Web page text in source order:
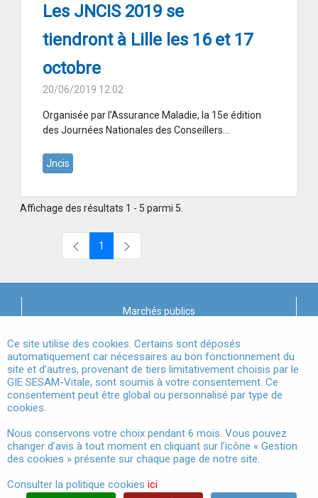
Les JNCIS 2019 se
tiendront à Lille les 16 et 17
octobre
20/06/2019 12:02
Organisée par l’Assurance Maladie, la 15e édition
des Journées Nationales des Conseillers...
Jncis
Affichage des résultats 1 - 5 parmi 5.
Page
1
Marchés publics
Mentions légales
Conditions Générales d'Utilisation
Données à Caractère Personnel
Accessibilité
Gestion des cookies
Ce site utilise des cookies. Certains sont déposés
automatiquement car nécessaires au bon fonctionnement du
site et d’autres, provenant de tiers limitativement choisis par le
GIE SESAM-Vitale, sont soumis à votre consentement. Ce
consentement peut être global ou personnalisé par type de
cookies.
Nous conservons votre choix pendant 6 mois. Vous pouvez
changer d’avis à tout moment en cliquant sur l’icône « Gestion
des cookies » présente sur chaque page de notre site.
Consulter la politique cookies ici